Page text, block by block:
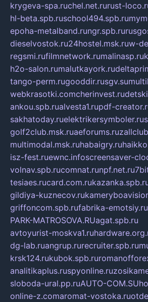
krygeva-spa.ruchel.net.rurust-
hl-beta.spb.ruschool494.spb.ru
epoha-metalband.rungr.spb.ru
dieselvostok.ru24hostel.msk.ruw-
regsmi.rufilmnetwork.rumalinasp.ru
h2o-salon.rumalutkayork.ru
tango-perm.rugooddir.rusgv.su
webkrasotki.comcherinvest.ru
ankou.spb.rualvesta1.rupdf-
sakhatoday.ruelektrikersymboler.ru
golf2club.msk.ruaeforums.ru
multimodal.msk.ruhabaigry.ru
isz-fest.ruewnc.infoscreensaver-
volnav.spb.rucomnat.runpf.net.ru
tesiaes.rucard.com.ru
gildiya-kuznecov.ru
griffoncom.spb.rufabrika-emotsiy.ru
PARK-MATROSOVA.RUagat.spb.ru
avtoyurist-moskva1.ru
dg-lab.ruangrup.rurecruiter.spb.ru
krsk124.rukubok.spb.ru
analitikaplus.ruspyonline.ru
sloboda-ural.pp.ruAUTO-COM.SU
online-z.comaromat-vostoka.ru